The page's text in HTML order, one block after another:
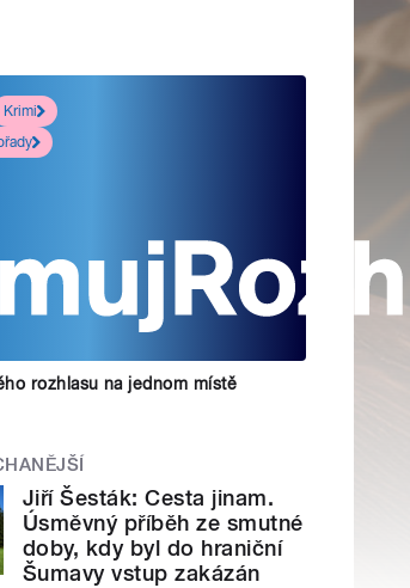
Krimi
rozhlasu na jednom místě
Jiří Šesták: Cesta jinam.
Úsměvný příběh ze smutné
doby, kdy byl do hraniční
Šumavy vstup zakázán